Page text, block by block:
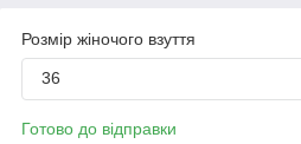
Розмір жіночого взуття
36
Готово до відправки